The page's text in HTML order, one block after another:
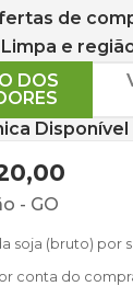
de
e
DOS
Disponível
- GO
soja (bruto) por
conta do